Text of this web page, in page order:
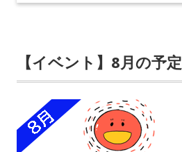
【イベント】8月の予定